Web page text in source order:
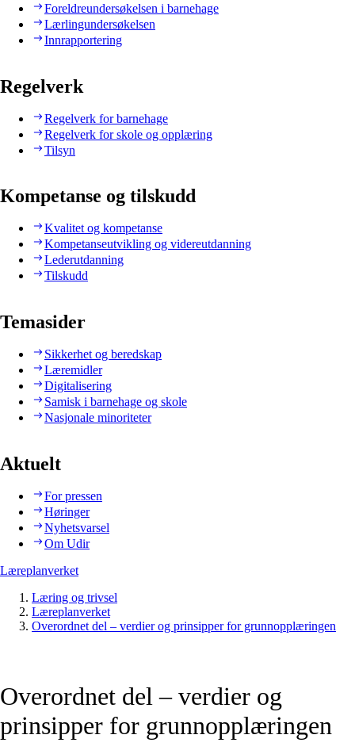
Foreldreundersøkelsen i barnehage
Lærlingundersøkelsen
Innrapportering
Regelverk
Regelverk for barnehage
Regelverk for skole og opplæring
Tilsyn
Kompetanse og tilskudd
Kvalitet og kompetanse
Kompetanseutvikling og videreutdanning
Lederutdanning
Tilskudd
Temasider
Sikkerhet og beredskap
Læremidler
Digitalisering
Samisk i barnehage og skole
Nasjonale minoriteter
Aktuelt
For pressen
Høringer
Nyhetsvarsel
Om Udir
Læreplanverket
Læring og trivsel
Læreplanverket
Overordnet del – verdier og prinsipper for grunnopplæringen
Overordnet del – verdier og
prinsipper for grunnopplæringen